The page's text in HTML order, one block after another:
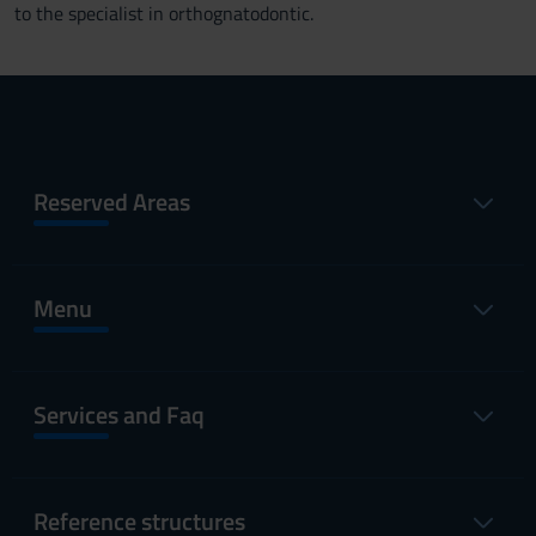
to the specialist in orthognatodontic.
Reserved Areas
Menu
Services and Faq
Reference structures